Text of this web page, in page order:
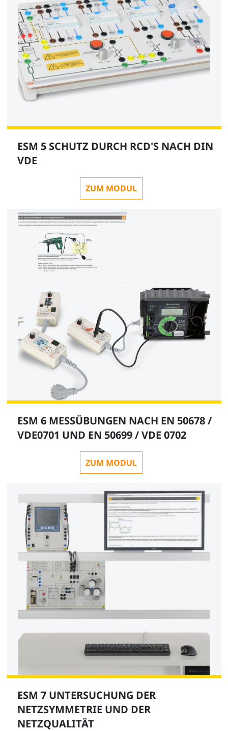
ESM 5 SCHUTZ DURCH RCD'S NACH DIN
VDE
ZUM MODUL
ESM 6 MESSÜBUNGEN NACH EN 50678 /
VDE0701 UND EN 50699 / VDE 0702
ZUM MODUL
ESM 7 UNTERSUCHUNG DER
NETZSYMMETRIE UND DER
NETZQUALITÄT